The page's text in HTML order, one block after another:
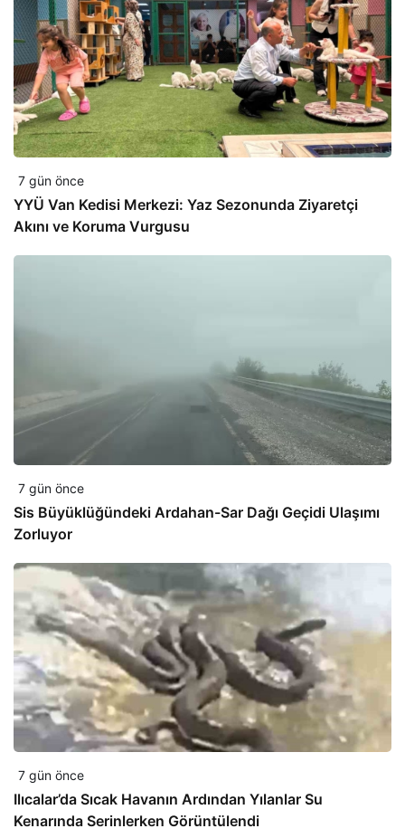
7 gün önce
YYÜ Van Kedisi Merkezi: Yaz Sezonunda Ziyaretçi
Akını ve Koruma Vurgusu
7 gün önce
Sis Büyüklüğündeki Ardahan-Sar Dağı Geçidi Ulaşımı
Zorluyor
7 gün önce
Ilıcalar’da Sıcak Havanın Ardından Yılanlar Su
Kenarında Serinlerken Görüntülendi